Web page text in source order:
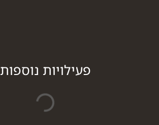
פעילויות נוספות